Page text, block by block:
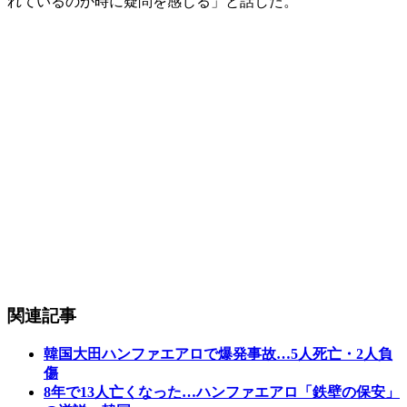
関連記事
韓国大田ハンファエアロで爆発事故…5人死亡・2人負
傷
8年で13人亡くなった…ハンファエアロ「鉄壁の保安」